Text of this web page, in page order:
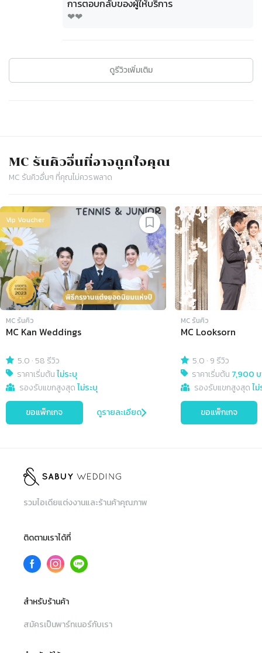
การตอบกลับของผู้ให้บริการ
❤❤
ดูรีวิวเพิ่มเติม
MC รันคิวอื่นที่อาจถูกใจคุณ
MC รันคิวอื่นๆ ที่คุณไม่ควรพลาด
Slide 1 of 4
Vip Voucher
MC รันคิว
MC Kan Weddings
5.0 · 58 รีวิว
ราคาเริ่มต้นไม่ระบุ
รองรับแขกสูงสุดไม่ระบุ
ขอแพ็กเกจ ดูรายละเอียด
MC รันคิว
MC Looksorn
5.0 · 9 รีวิว
ราคาเริ่มต้น 7,900
รองรับแขกสูงสุดไ
ขอแพ็กเกจ
รวมไอเดียแต่งงานและร้านค้าคุณภาพ
ติดตามเราได้ที่
สำหรับร้านค้า
สมัครเป็นพาร์ทเนอร์กับเรา